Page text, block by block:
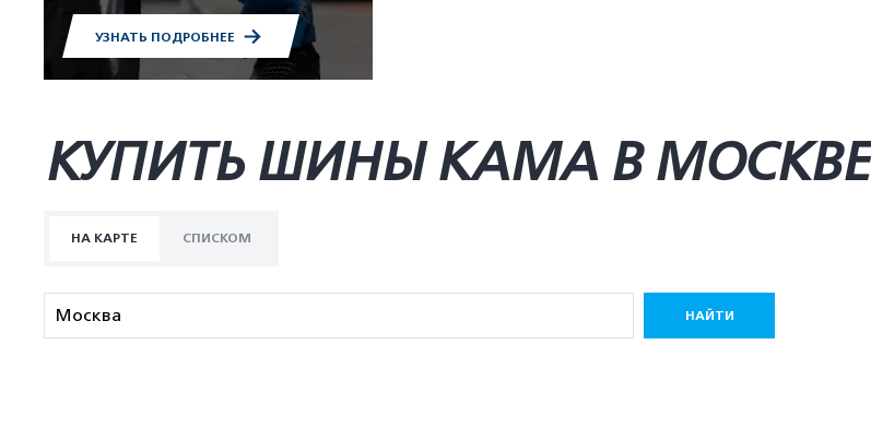
УЗНАТЬ ПОДРОБНЕЕ
КУПИТЬ ШИНЫ KAMA В МОСКВЕ
НА КАРТЕ СПИСКОМ
НАЙТИ